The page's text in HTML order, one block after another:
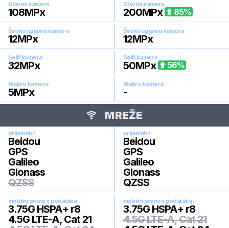
Glavna kamera
108MPx
Glavna kamera
200MPx 85%
Širokougaona kamera
12MPx
Širokougaona kamera
12MPx
Selfi kamera
32MPx
Selfi kamera
50MPx 56%
Makro kamera
5MPx
Makro kamera
-
MREŽE
prijemnici
Beidou
GPS
Galileo
Glonass
QZSS
prijemnici
Beidou
GPS
Galileo
Glonass
QZSS
mobilni prenos podataka
3.75G HSPA+ r8
4.5G LTE-A, Cat 21
mobilni prenos podataka
3.75G HSPA+ r8
4.5G LTE-A, Cat 21